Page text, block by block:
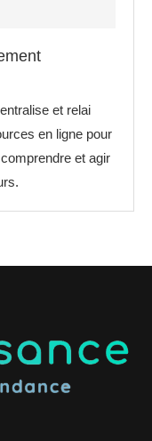
et relai
en ligne pour
et agir